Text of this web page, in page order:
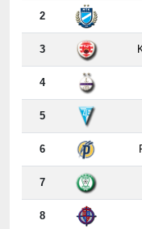
3
4
5
6
7
8
9